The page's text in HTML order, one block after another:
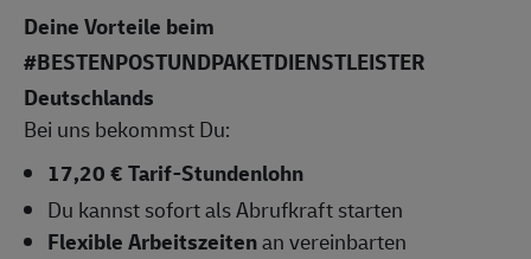
Deine Vorteile beim
#BESTENPOSTUNDPAKETDIENSTLEISTER
Deutschlands
Bei uns bekommst Du:
17,20 € Tarif-Stundenlohn
Du kannst sofort als Abrufkraft starten
Flexible Arbeitszeitenan vereinbarten